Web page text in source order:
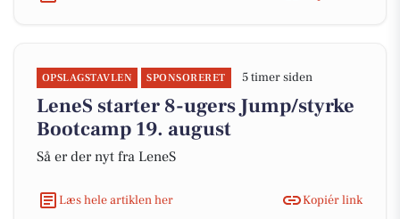
OPSLAGSTAVLEN SPONSORERET 5 timer siden
LeneS starter 8-ugers Jump/styrke
Bootcamp 19. august
Så er der nyt fra LeneS
Læs hele artiklen her Kopiér link